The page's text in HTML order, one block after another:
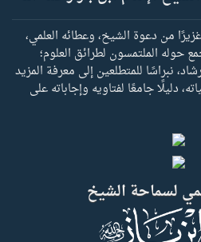
من دعوة الشيخ، وعطائه العلمي،
حوله الملتمسون لطرائق العلوم؛
نبراسًا للمتطلعين إلى معرفة المزيد
دليلًا جامعًا لفتاويه وإجاباته على
لسماحة الشيخ